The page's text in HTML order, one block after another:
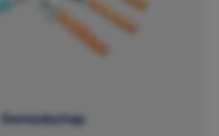
Gereedschap